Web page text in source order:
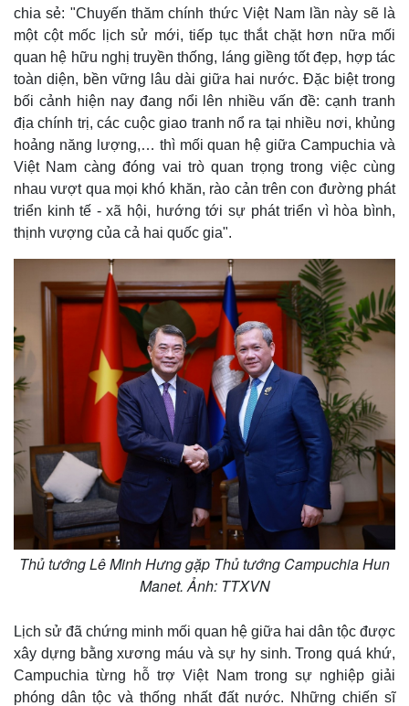
Thế giới
Quan sát
Cuộc sống đó đây
Hồ sơ
Multimedia
Video
Ảnh
E-Magazine
Infographic
chia sẻ: "Chuyến thăm chính thức Việt Nam lần này sẽ là
một cột mốc lịch sử mới, tiếp tục thắt chặt hơn nữa mối
quan hệ hữu nghị truyền thống, láng giềng tốt đẹp, hợp tác
toàn diện, bền vững lâu dài giữa hai nước. Đặc biệt trong
bối cảnh hiện nay đang nổi lên nhiều vấn đề: cạnh tranh
địa chính trị, các cuộc giao tranh nổ ra tại nhiều nơi, khủng
hoảng năng lượng,… thì mối quan hệ giữa Campuchia và
Việt Nam càng đóng vai trò quan trọng trong việc cùng
nhau vượt qua mọi khó khăn, rào cản trên con đường phát
triển kinh tế - xã hội, hướng tới sự phát triển vì hòa bình,
thịnh vượng của cả hai quốc gia".
Thủ tướng Lê Minh Hưng gặp Thủ tướng Campuchia Hun
Manet. Ảnh: TTXVN
Lịch sử đã chứng minh mối quan hệ giữa hai dân tộc được
xây dựng bằng xương máu và sự hy sinh. Trong quá khứ,
Campuchia từng hỗ trợ Việt Nam trong sự nghiệp giải
phóng dân tộc và thống nhất đất nước. Những chiến sĩ